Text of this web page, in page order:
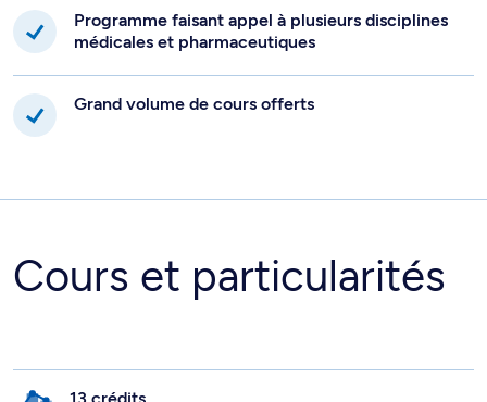
Programme faisant appel à plusieurs disciplines
médicales et pharmaceutiques
Grand volume de cours offerts
Cours et particularités
13 crédits